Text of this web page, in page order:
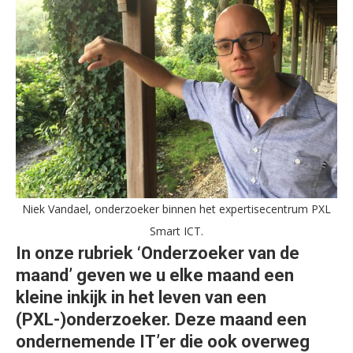
Niek Vandael, onderzoeker binnen het expertisecentrum PXL
Smart ICT.
In onze rubriek ‘Onderzoeker van de
maand’ geven we u elke maand een
kleine inkijk in het leven van een
(PXL-)onderzoeker. Deze maand een
ondernemende IT’er die ook overweg